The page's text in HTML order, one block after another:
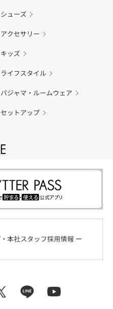
シューズ
アクセサリー
キッズ
ライフスタイル
パジャマ・ルームウェア
セットアップ